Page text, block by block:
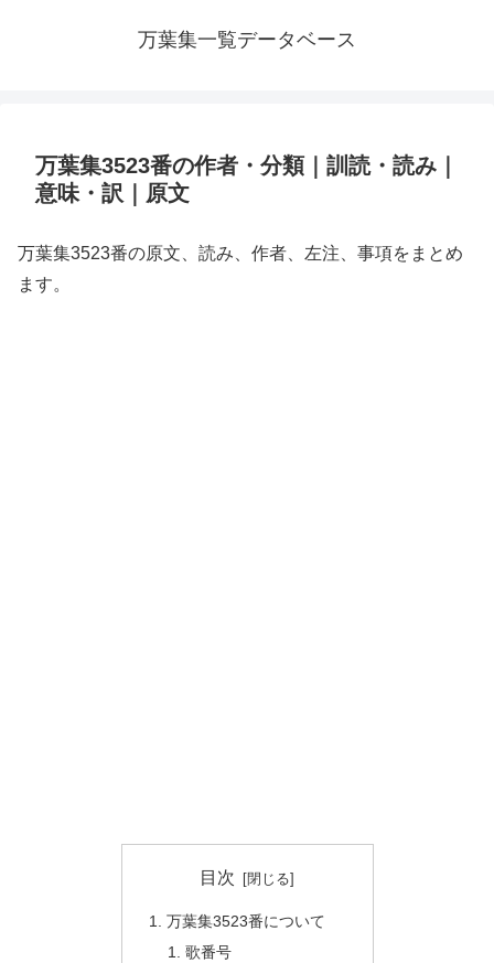
万葉集一覧データベース
万葉集3523番の作者・分類｜訓読・読み｜
意味・訳｜原文
万葉集3523番の原文、読み、作者、左注、事項をまとめ
ます。
目次
万葉集3523番について
歌番号